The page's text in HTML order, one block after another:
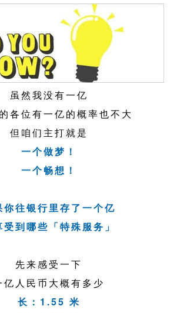
虽然我没有一亿
各位有一亿的概率也不大
但咱们主打就是
一个做梦！
一个畅想！
你往银行里存了一个亿
受到哪些「特殊服务」
先来感受一下
亿人民币大概有多少
长：1.55 米